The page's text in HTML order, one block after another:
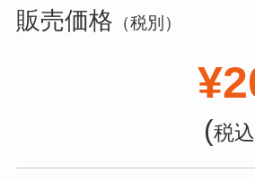
販売価格 （税別）
(税込